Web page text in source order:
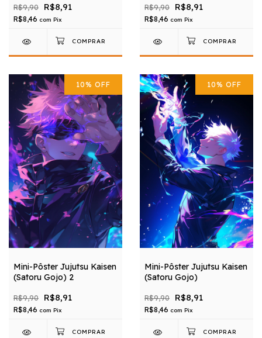
R$9,90 R$8,91
R$8,46 com Pix
R$9,90 R$8,91
R$8,46 com Pix
10% OFF
Mini-Pôster Jujutsu Kaisen
(Satoru Gojo) 2
R$9,90 R$8,91
R$8,46 com Pix
10% OFF
Mini-Pôster Jujutsu Kaisen
(Satoru Gojo)
R$9,90 R$8,91
R$8,46 com Pix